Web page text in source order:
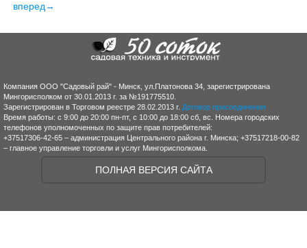
вперед→
Компания ООО "Садовый рай" - Минск, ул.Платонова 34, зарегистрирована
Мингорисполком от 30.01.2013 г. за №191775510.
Зарегистрирован в Торговом реестре 28.02.2013 г. Договор присоединения
Время работы: с 9:00 до 20:00 пн-пт, с 10:00 до 18:00 сб, вс. Номера городских
телефонов уполномоченных по защите прав потребителей:
+37517306-42-65 – администрация Центрального района г. Минска; +37517218-00-82
– главное управление торговли и услуг Мингорисполкома.
ПОЛНАЯ ВЕРСИЯ САЙТА